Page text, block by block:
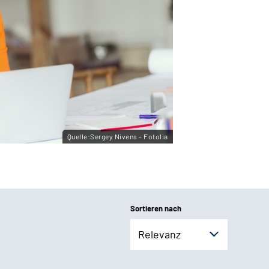
Quelle:Sergey Nivens - Fotolia
Sortieren nach
Relevanz